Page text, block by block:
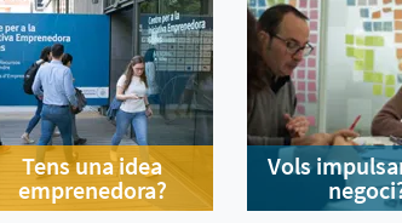
Tens una idea
emprenedora?
Vols